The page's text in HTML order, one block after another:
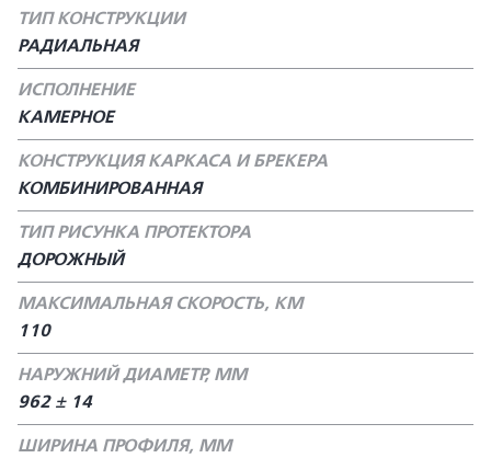
ТИП КОНСТРУКЦИИ
РАДИАЛЬНАЯ
ИСПОЛНЕНИЕ
КАМЕРНОЕ
КОНСТРУКЦИЯ КАРКАСА И БРЕКЕРА
КОМБИНИРОВАННАЯ
ТИП РИСУНКА ПРОТЕКТОРА
ДОРОЖНЫЙ
МАКСИМАЛЬНАЯ СКОРОСТЬ, КМ
110
НАРУЖНИЙ ДИАМЕТР, ММ
962 ± 14
ШИРИНА ПРОФИЛЯ, ММ